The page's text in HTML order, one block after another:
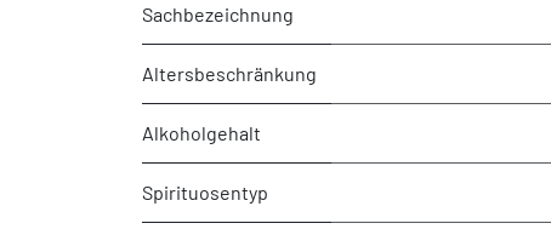
Sachbezeichnung
Altersbeschränkung
Alkoholgehalt
Spirituosentyp